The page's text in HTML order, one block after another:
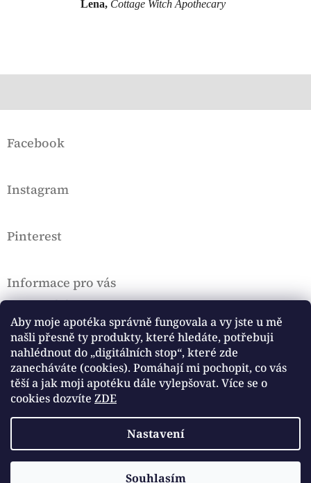
Aby moje apotéka správně fungovala a vy jste u mě
našli přesně ty produkty, které hledáte, potřebuji
nahlédnout do „digitálních stop“, které zde
zanecháváte (cookies). Pomáhají mi pochopit, co vás
těší a jak moji apotéku dále vylepšovat. Více se o
cookies dozvíte ZDE
Nastavení
Souhlasím
Lena, Cottage Witch Apothecary
pFacebook
Instagram
Pinterest
Informace pro vás
Doprava a platba
VOP a Rekl. řád
Podmínky ochrany osobních údajů, Cookies
Hodnocení obchodu
Přijímáme online platby
Copyright 2026Cottage Witch Apothecary